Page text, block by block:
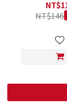
無穀罐 無膠罐
罐
NT$146